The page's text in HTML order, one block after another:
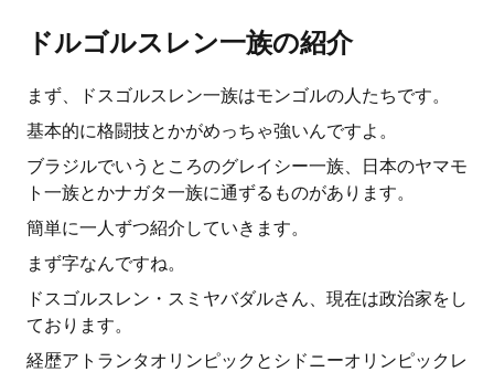
ドルゴルスレン一族の紹介
まず、ドスゴルスレン一族はモンゴルの人たちです。
基本的に格闘技とかがめっちゃ強いんですよ。
ブラジルでいうところのグレイシー一族、日本のヤマモ
ト一族とかナガタ一族に通ずるものがあります。
簡単に一人ずつ紹介していきます。
まず字なんですね。
ドスゴルスレン・スミヤバダルさん、現在は政治家をし
ております。
経歴アトランタオリンピックとシドニーオリンピックレ